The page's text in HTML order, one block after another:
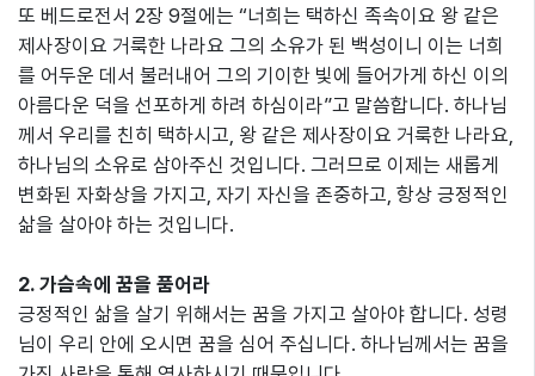
또 베드로전서 2장 9절에는 “너희는 택하신 족속이요 왕 같은
제사장이요 거룩한 나라요 그의 소유가 된 백성이니 이는 너희
를 어두운 데서 불러내어 그의 기이한 빛에 들어가게 하신 이의
아름다운 덕을 선포하게 하려 하심이라”고 말씀합니다. 하나님
께서 우리를 친히 택하시고, 왕 같은 제사장이요 거룩한 나라요,
하나님의 소유로 삼아주신 것입니다. 그러므로 이제는 새롭게
변화된 자화상을 가지고, 자기 자신을 존중하고, 항상 긍정적인
삶을 살아야 하는 것입니다.
2. 가슴속에 꿈을 품어라
긍정적인 삶을 살기 위해서는 꿈을 가지고 살아야 합니다. 성령
님이 우리 안에 오시면 꿈을 심어 주십니다. 하나님께서는 꿈을